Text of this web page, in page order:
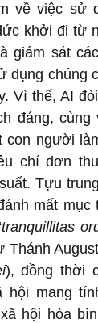
về việc sử
khởi đi từ
giám sát
dụng chúng
Vì thế, AI
đáng, cùng
con người
chí đơn
Tựu
mất mục
tranquillitas
Thánh
), đồng thời
hội mang
hội hòa